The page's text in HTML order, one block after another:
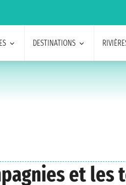
DESTINATIONS
et les